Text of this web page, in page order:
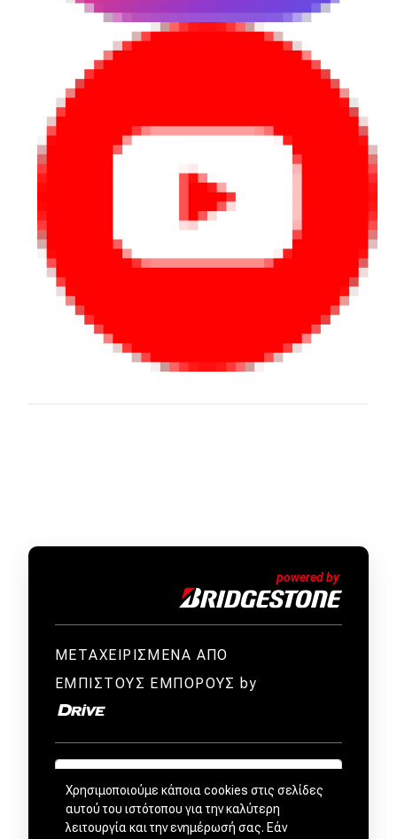
ΜΕΤΑΧΕΙΡΙΣΜΕΝΑ ΑΠΟ
ΕΜΠΙΣΤΟΥΣ ΕΜΠΟΡΟΥΣ by
Χρησιμοποιούμε κάποια cookies στις σελίδες
αυτού του ιστότοπου για την καλύτερη
λειτουργία και την ενημέρωσή σας. Εάν